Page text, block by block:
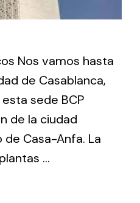
Nos vamos hasta
de Casablanca,
sede BCP
de la ciudad
Casa-Anfa. La
...